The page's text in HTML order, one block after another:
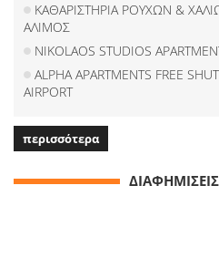
ΚΑΘΑΡΙΣΤΗΡΙΑ ΡΟΥΧΩΝ &
ΑΛΙΜΟΣ
NIKOLAOS STUDIOS
ALPHA APARTMENTS FREE
AIRPORT
περισσότερα
ΔΙΑΦΗΜΙΣΕΙΣ